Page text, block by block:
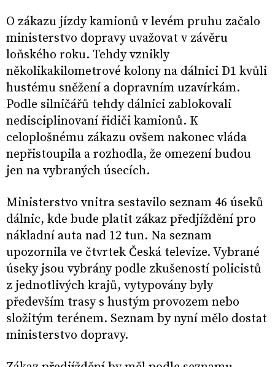
O zákazu jízdy kamionů v levém pruhu začalo
ministerstvo dopravy uvažovat v závěru
loňského roku. Tehdy vznikly
několikakilometrové kolony na dálnici D1 kvůli
hustému sněžení a dopravním uzavírkám.
Podle silničářů tehdy dálnici zablokovali
nedisciplinovaní řidiči kamionů. K
celoplošnému zákazu ovšem nakonec vláda
nepřistoupila a rozhodla, že omezení budou
jen na vybraných úsecích.
Ministerstvo vnitra sestavilo seznam 46 úseků
dálnic, kde bude platit zákaz předjíždění pro
nákladní auta nad 12 tun. Na seznam
upozornila ve čtvrtek Česká televize. Vybrané
úseky jsou vybrány podle zkušeností policistů
z jednotlivých krajů, vytypovány byly
především trasy s hustým provozem nebo
složitým terénem. Seznam by nyní mělo dostat
ministerstvo dopravy.